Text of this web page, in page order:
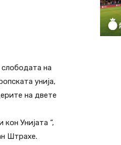
на
унија,
на двете
Унијата “,
Штрахе.